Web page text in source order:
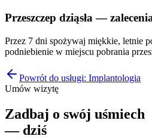
Przeszczep dziąsła —
Przez 7 dni spożywaj miękkie, letnie
podniebienie w miejscu pobrania
Powrót do usługi: Implantologia
Umów wizytę
Zadbaj o swój uśmiech
— dziś